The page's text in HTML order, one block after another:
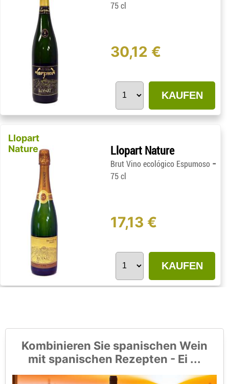
75 cl
30,12 €
KAUFEN
Llopart
Nature
Llopart Nature
Brut Vino ecológico Espumoso -
75 cl
17,13 €
KAUFEN
Kombinieren Sie spanischen Wein
mit spanischen Rezepten - Ei ...